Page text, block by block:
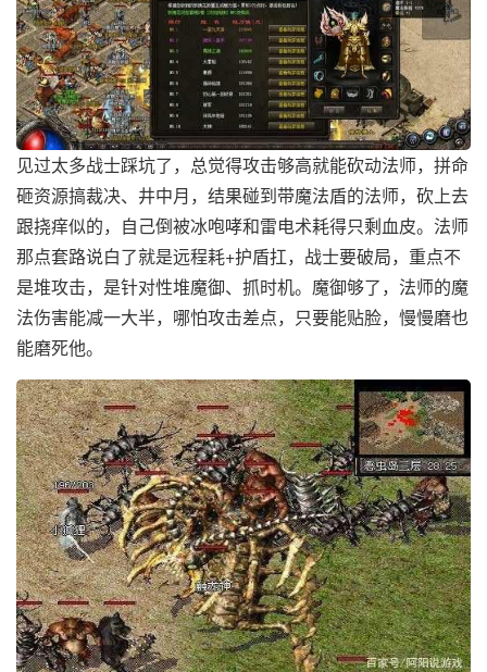
见过太多战士踩坑了，总觉得攻击够高就能砍动法师，拼命
砸资源搞裁决、井中月，结果碰到带魔法盾的法师，砍上去
跟挠痒似的，自己倒被冰咆哮和雷电术耗得只剩血皮。法师
那点套路说白了就是远程耗+护盾扛，战士要破局，重点不
是堆攻击，是针对性堆魔御、抓时机。魔御够了，法师的魔
法伤害能减一大半，哪怕攻击差点，只要能贴脸，慢慢磨也
能磨死他。